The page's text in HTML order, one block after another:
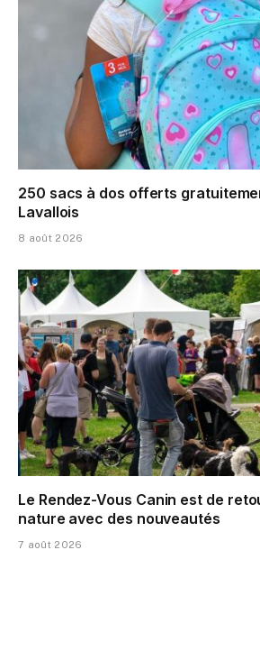
250 sacs à dos offerts
Lavallois
8 août 2026
Le Rendez-Vous Canin est de
nature avec des nouveautés
7 août 2026